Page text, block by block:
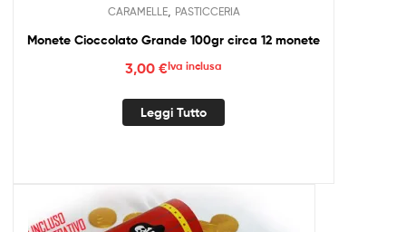
CARAMELLE, PASTICCERIA
Monete Cioccolato Grande 100gr circa 12 monete
3,00 €Iva inclusa
Leggi Tutto